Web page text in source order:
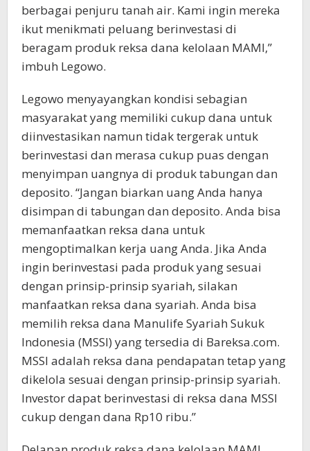
berbagai penjuru tanah air. Kami ingin mereka
ikut menikmati peluang berinvestasi di
beragam produk reksa dana kelolaan MAMI,”
imbuh Legowo.
Legowo menyayangkan kondisi sebagian
masyarakat yang memiliki cukup dana untuk
diinvestasikan namun tidak tergerak untuk
berinvestasi dan merasa cukup puas dengan
menyimpan uangnya di produk tabungan dan
deposito. “Jangan biarkan uang Anda hanya
disimpan di tabungan dan deposito. Anda bisa
memanfaatkan reksa dana untuk
mengoptimalkan kerja uang Anda. Jika Anda
ingin berinvestasi pada produk yang sesuai
dengan prinsip-prinsip syariah, silakan
manfaatkan reksa dana syariah. Anda bisa
memilih reksa dana Manulife Syariah Sukuk
Indonesia (MSSI) yang tersedia di Bareksa.com.
MSSI adalah reksa dana pendapatan tetap yang
dikelola sesuai dengan prinsip-prinsip syariah.
Investor dapat berinvestasi di reksa dana MSSI
cukup dengan dana Rp10 ribu.”